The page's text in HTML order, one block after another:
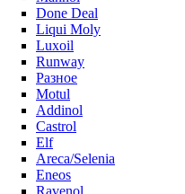
Done Deal
Liqui Moly
Luxoil
Runway
Разное
Motul
Addinol
Castrol
Elf
Areca/Selenia
Eneos
Ravenol